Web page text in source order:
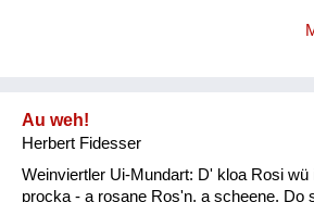
Au weh!
Herbert Fidesser
Weinviertler Ui-Mundart: D' kloa Rosi
procka - a rosane Ros'n, a scheene. Do